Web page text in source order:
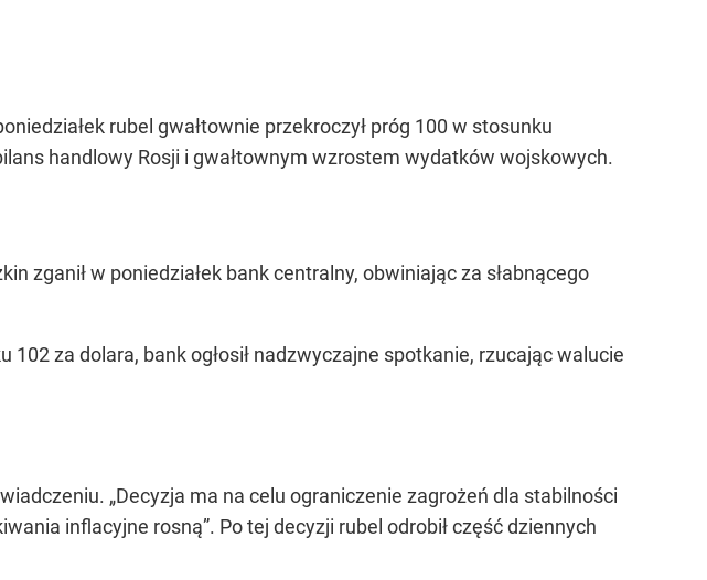
rubel gwałtownie przekroczył próg 100 w stosunku
handlowy Rosji i gwałtownym wzrostem wydatków wojskowych.
zganił w poniedziałek bank centralny, obwiniając za słabnącego
102 za dolara, bank ogłosił nadzwyczajne spotkanie, rzucając walucie
„Decyzja ma na celu ograniczenie zagrożeń dla stabilności
inflacyjne rosną”. Po tej decyzji rubel odrobił część dziennych